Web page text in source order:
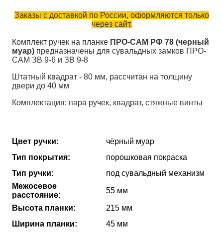
Заказы с доставкой по России, оформляются только
через сайт.
Комплект ручек на планке ПРО-САМ РФ 78 (черный
муар) предназначены для сувальдных замков ПРО-
САМ ЗВ 9-6 и ЗВ 9-8
Штатный квадрат - 80 мм, рассчитан на толщину
двери до 40 мм
Комплектация: пара ручек, квадрат, стяжные винты
Цвет ручки:
чёрный муар
Тип покрытия:
порошковая покраска
Тип ручки:
под сувальдный механизм
Межосевое
расстояние:
55 мм
Высота планки:
215 мм
Ширина планки:
45 мм